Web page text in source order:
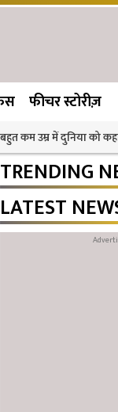
फीचर स्टोरीज़
कम उम्र में दुनिया को
TRENDING
LATEST